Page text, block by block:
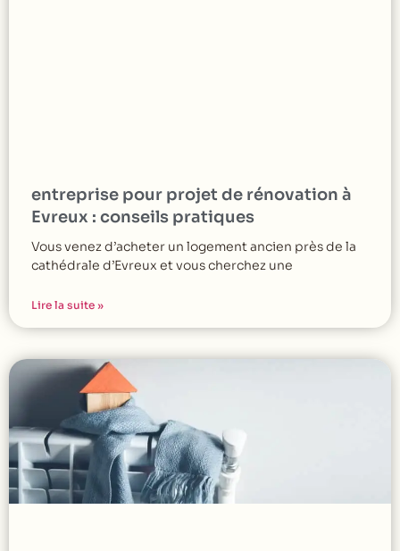
entreprise pour projet de rénovation à
Evreux : conseils pratiques
Vous venez d’acheter un logement ancien près de la
cathédrale d’Evreux et vous cherchez une
Lire la suite »